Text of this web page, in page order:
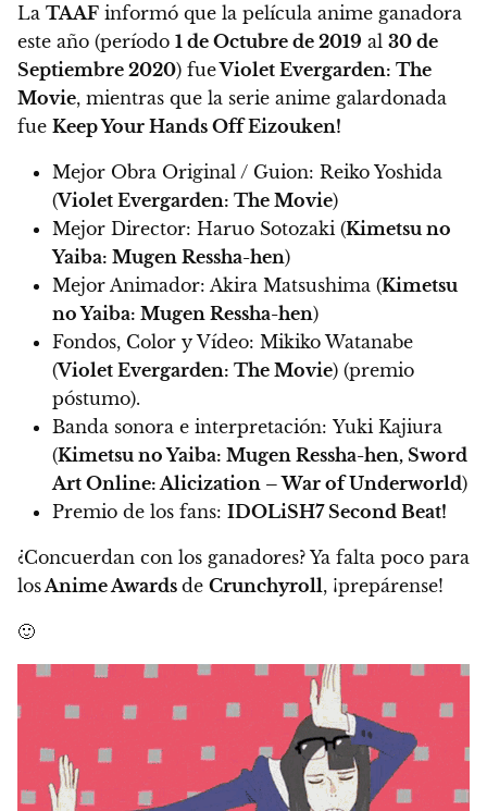
La TAAF informó que la película anime ganadora
este año (período 1 de Octubre de 2019 al 30 de
Septiembre 2020) fueViolet Evergarden: The
Movie, mientras que la serie anime galardonada
fue Keep Your Hands Off Eizouken!
Mejor Obra Original / Guion: Reiko Yoshida
(Violet Evergarden: The Movie)
Mejor Director: Haruo Sotozaki (Kimetsu no
Yaiba: Mugen Ressha-hen)
Mejor Animador: Akira Matsushima (Kimetsu
no Yaiba: Mugen Ressha-hen)
Fondos, Color y Vídeo: Mikiko Watanabe
(Violet Evergarden: The Movie) (premio
póstumo).
Banda sonora e interpretación: Yuki Kajiura
(Kimetsu no Yaiba: Mugen Ressha-hen, Sword
Art Online: Alicization – War of Underworld)
Premio de los fans: IDOLiSH7 Second Beat!
¿Concuerdan con los ganadores? Ya falta poco para
los Anime Awards de Crunchyroll, ¡prepárense!
🙂